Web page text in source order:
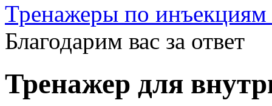
Тренажеры по
Благодарим вас за ответ
Тренажер для